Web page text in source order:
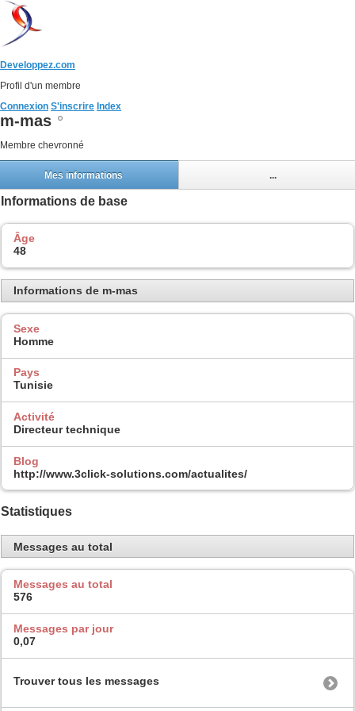
Developpez.com
Profil d'un membre
Connexion S'inscrire Index
m-mas
Membre chevronné
Mes informations ...
Informations de base
Âge
48
Informations de m-mas
Sexe
Homme
Pays
Tunisie
Activité
Directeur technique
Blog
http://www.3click-solutions.com/actualites/
Statistiques
Messages au total
Messages au total
576
Messages par jour
0,07
Trouver tous les messages